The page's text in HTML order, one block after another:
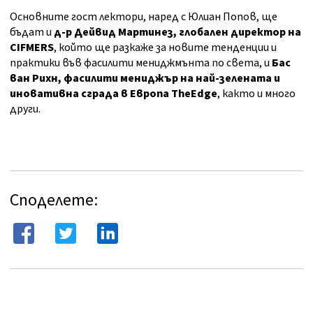
Основните гост лектори, наред с Юлиан Попов, ще
бъдат ид-р Дейвид Мартинез, глобален директор на
CIFMERS, който ще разкаже за новите тенденции и
практики във фасилити мениджмънта по света, иБас
ван Рихн, фасилити мениджър на най-зелената и
иновативна сграда в Европа TheEdge, както и много
други.
Споделете: